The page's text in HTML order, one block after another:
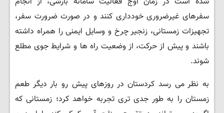
سفرهای غیرضروری خودداری کنند و در صورت ضرورت سفر،
تجهیزات زمستانی، زنجیر چرخ و وسایل ایمنی را همراه داشته
باشند و پیش از حرکت، از وضعیت راه ها و شرایط جوی مطلع
شوند.
به نظر می رسد کردستان در روزهای پیش رو بار دیگر طعم
زمستان را به طور جدی تری تجربه خواهد کرد؛ زمستانی که